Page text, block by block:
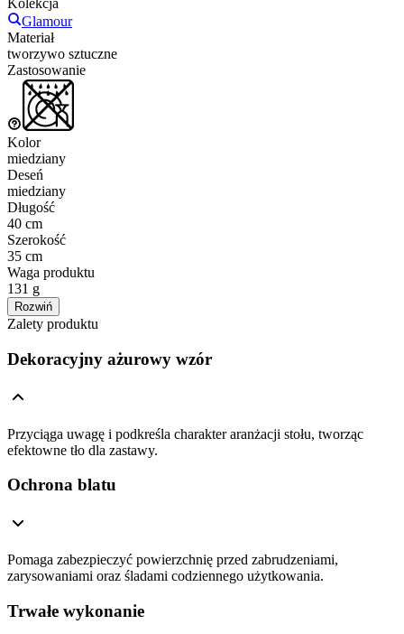
Kolekcja
Glamour
Materiał
tworzywo sztuczne
Zastosowanie
Kolor
miedziany
Deseń
miedziany
Długość
40 cm
Szerokość
35 cm
Waga produktu
131 g
Rozwiń
Zalety produktu
Dekoracyjny ażurowy wzór
Przyciąga uwagę i podkreśla charakter aranżacji stołu, tworząc
efektowne tło dla zastawy.
Ochrona blatu
Pomaga zabezpieczyć powierzchnię przed zabrudzeniami,
zarysowaniami oraz śladami codziennego użytkowania.
Trwałe wykonanie